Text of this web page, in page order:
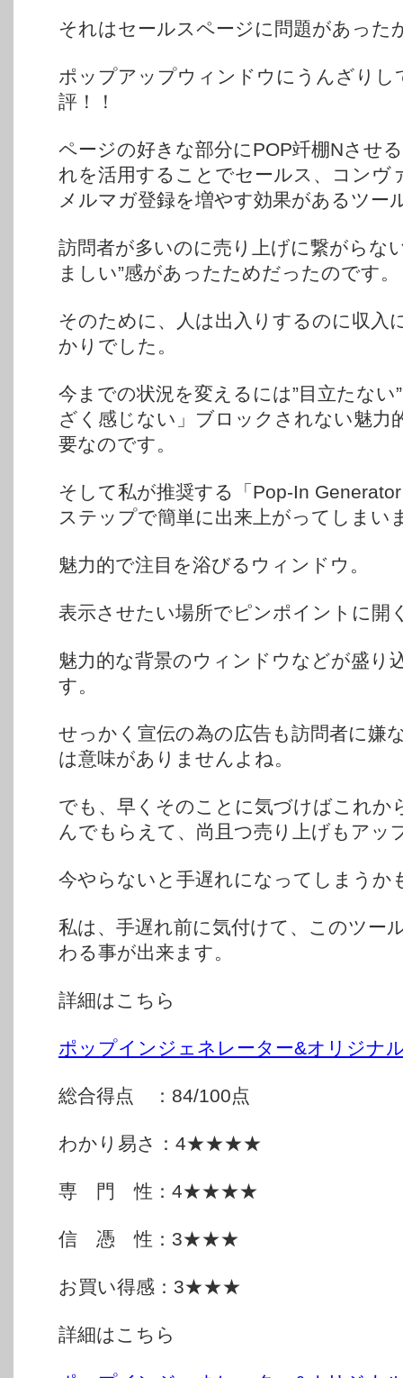
それはセールスページに問題があった
ポップアップウィンドウにうんざりし
評！！
ページの好きな部分にPOP竏棚Nさせ
れを活用することでセールス、コンヴ
メルマガ登録を増やす効果があるツー
訪問者が多いのに売り上げに繋がらな
ましい”感があったためだったのです。
そのために、人は出入りするのに収入
かりでした。
今までの状況を変えるには”目立たない
ざく感じない」ブロックされない魅力
要なのです。
そして私が推奨する「Pop-In
ステップで簡単に出来上がってしまい
魅力的で注目を浴びるウィンドウ。
表示させたい場所でピンポイントに開
魅力的な背景のウィンドウなどが盛り
す。
せっかく宣伝の為の広告も訪問者に嫌
は意味がありませんよね。
でも、早くそのことに気づけばこれか
んでもらえて、尚且つ売り上げもアッ
今やらないと手遅れになってしまうか
私は、手遅れ前に気付けて、このツー
わる事が出来ます。
詳細はこちら
ポップインジェネレーター&オリジナ
総合得点 ：84/100点
わかり易さ：4★★★★
専 門 性：4★★★★
信 憑 性：3★★★
お買い得感：3★★★
詳細はこちら